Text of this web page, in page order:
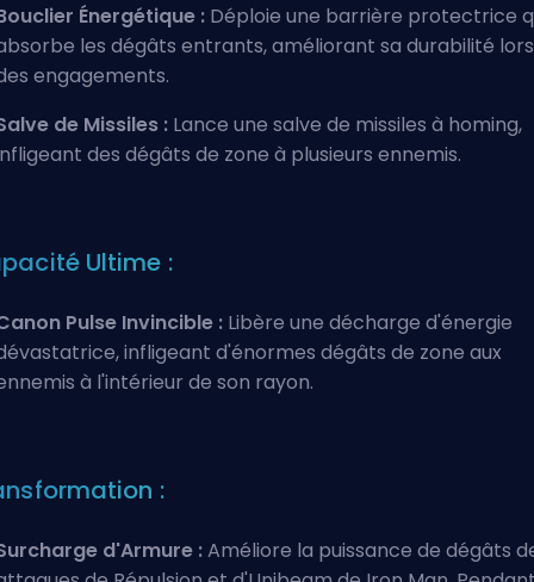
Énergétique : Déploie une barrière protectrice
les dégâts entrants, améliorant sa durabilité lors
engagements.
de Missiles : Lance une salve de missiles à homing,
des dégâts de zone à plusieurs ennemis.
Ultime :
Pulse Invincible : Libère une décharge d'énergie
infligeant d'énormes dégâts de zone aux
à l'intérieur de son rayon.
:
d'Armure :Améliore la puissance de dégâts